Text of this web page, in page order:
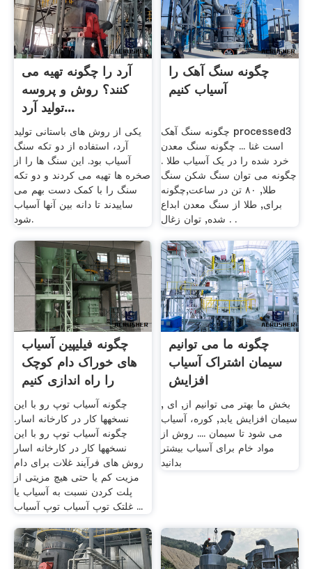
آرد را چگونه تهیه می
کنند؟ روش و پروسه
توليد آرد...
یکی از روش های باستانی تولید
آرد، استفاده از دو تکه سنگ
آسیاب بود. این سنگ ها را از
صخره ها تهیه می کردند و دو تکه
سنگ را با کمک دست بهم می
ساییدند تا دانه بین آنها آسیاب
شود.
چگونه سنگ آهک را
آسیاب کنیم
چگونه سنگ آهک processed3
است غنا ... چگونه سنگ معدن
خرد شده را در یک آسیاب طلا .
چگونه می توان سنگ شکن سنگ
طلا, ۸۰ تن در ساعت,چگونه
برای, طلا از سنگ معدن ابداع
شده, توان زغال . .
چگونه فیلیپین آسیاب
های خوراک دام کوچک
را راه اندازی کنیم
چگونه آسیاب توپ رو با این
نسخهها کار در کارخانه اسار.
چگونه آسیاب توپ رو با این
نسخهها کار در کارخانه اسار
روش های فرآیند غلات برای دام
مزیت کم یا حتی هیچ مزیتی از
پلت کردن نسبت به آسیاب یا
غلتک توپ آسیاب توپ آسیاب ...
چگونه ما می توانیم
سیمان اشتراک آسیاب
افزایش
, بخش ما بهتر می توانیم از, ای
سیمان افزایش یابد, کوره، آسیاب
می شود تا سیمان .... روش از
مواد خام برای آسیاب بیشتر
بدانید